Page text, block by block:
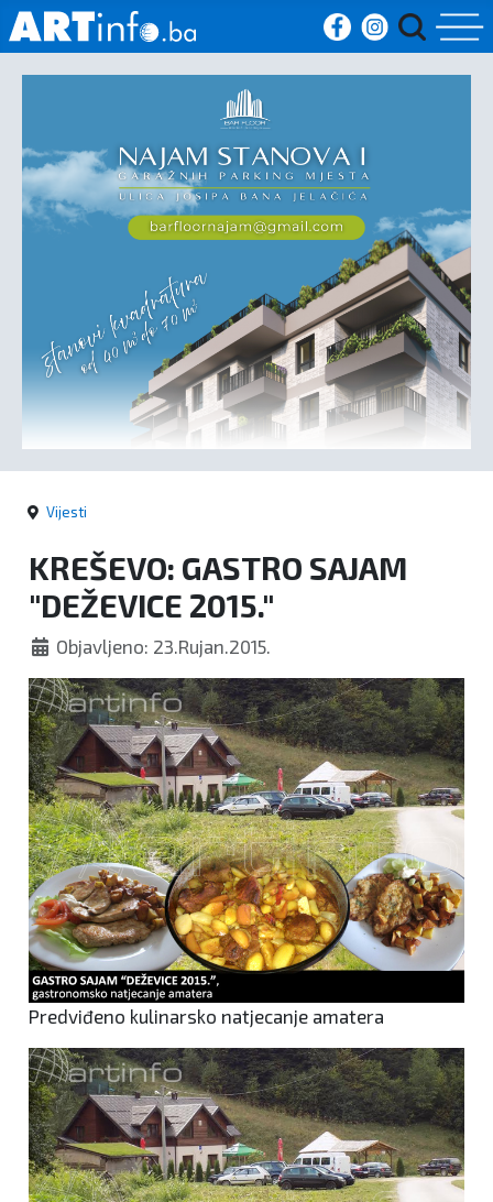
Vijesti
Sport
Crna
kronika
Politika
Vijesti
KREŠEVO: GASTRO SAJAM
"DEŽEVICE 2015."
Objavljeno: 23.Rujan.2015.
Predviđeno kulinarsko natjecanje amatera